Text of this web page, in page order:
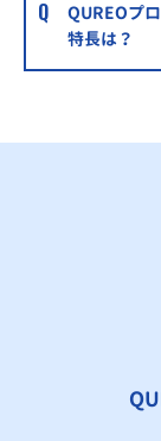
QUREOプ
特長は？